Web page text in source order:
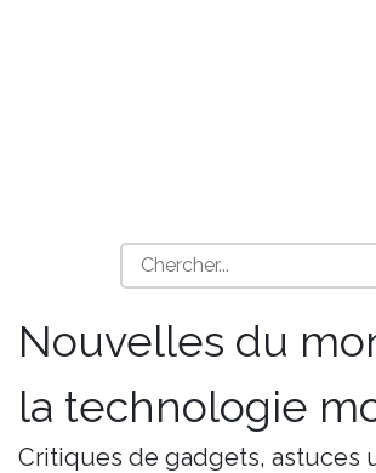
Nouvelles du
la technologie
Critiques de gadgets, astuces